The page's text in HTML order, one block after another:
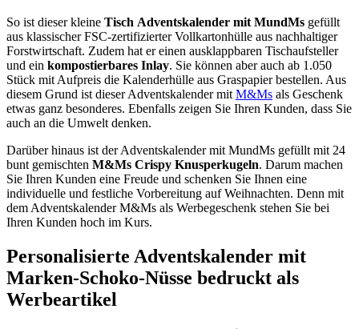
So ist dieser kleine Tisch Adventskalender mit MundMs gefüllt
aus klassischer FSC-zertifizierter Vollkartonhülle aus nachhaltiger
Forstwirtschaft. Zudem hat er einen ausklappbaren Tischaufsteller
und ein kompostierbares Inlay. Sie können aber auch ab 1.050
Stück mit Aufpreis die Kalenderhülle aus Graspapier bestellen. Aus
diesem Grund ist dieser Adventskalender mit M&Ms als Geschenk
etwas ganz besonderes. Ebenfalls zeigen Sie Ihren Kunden, dass Sie
auch an die Umwelt denken.
Darüber hinaus ist der Adventskalender mit MundMs gefüllt mit 24
bunt gemischten M&Ms Crispy Knusperkugeln. Darum machen
Sie Ihren Kunden eine Freude und schenken Sie Ihnen eine
individuelle und festliche Vorbereitung auf Weihnachten. Denn mit
dem Adventskalender M&Ms als Werbegeschenk stehen Sie bei
Ihren Kunden hoch im Kurs.
Personalisierte Adventskalender mit
Marken-Schoko-Nüsse bedruckt als
Werbeartikel